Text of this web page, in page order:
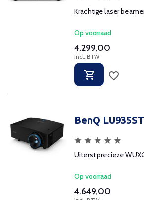
Krachtige laser
Op voorraad
4.299,00
Incl. BTW
BenQ LU935ST
Uiterst precieze
Op voorraad
4.649,00